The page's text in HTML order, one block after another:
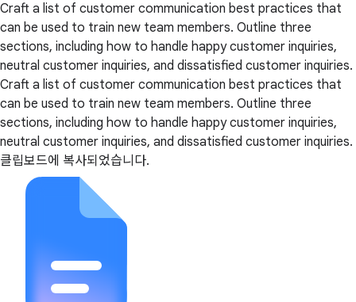
Craft a list of customer communication best practices that
can be used to train new team members. Outline three
sections, including how to handle happy customer inquiries,
neutral customer inquiries, and dissatisfied customer inquiries.
Craft a list of customer communication best practices that
can be used to train new team members. Outline three
sections, including how to handle happy customer inquiries,
neutral customer inquiries, and dissatisfied customer inquiries.
클립보드에 복사되었습니다.